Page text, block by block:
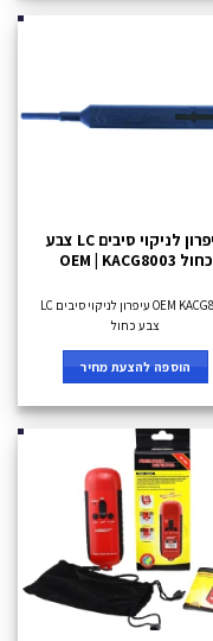
עיפרון לניקוי סיבים LC צבע
כחול OEM | KACG8003
OEM KACG8003 עיפרון לניקוי סיבים LC
צבע כחול
הוספה להצעת מחיר